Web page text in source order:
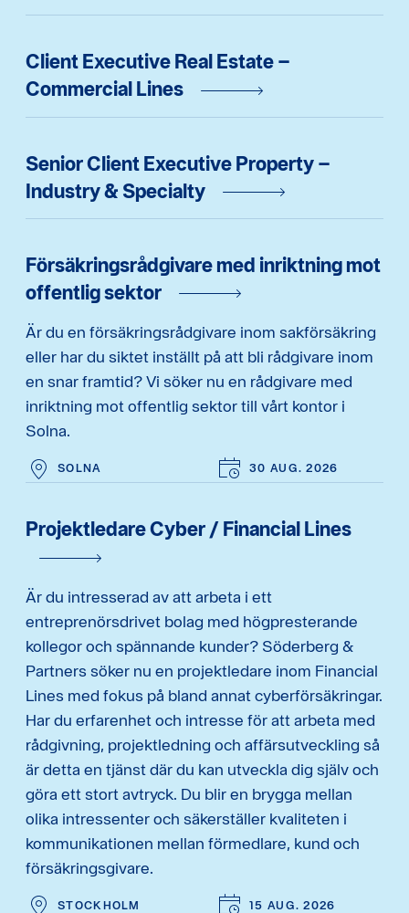
Client Executive Real Estate –
Commercial Lines
Senior Client Executive Property –
Industry & Specialty
Försäkringsrådgivare med inriktning mot
offentlig sektor
Är du en försäkringsrådgivare inom sakförsäkring
eller har du siktet inställt på att bli rådgivare inom
en snar framtid? Vi söker nu en rådgivare med
inriktning mot offentlig sektor till vårt kontor i
Solna.
SOLNA 30 AUG. 2026
Projektledare Cyber / Financial Lines
Är du intresserad av att arbeta i ett
entreprenörsdrivet bolag med högpresterande
kollegor och spännande kunder? Söderberg &
Partners söker nu en projektledare inom Financial
Lines med fokus på bland annat cyberförsäkringar.
Har du erfarenhet och intresse för att arbeta med
rådgivning, projektledning och affärsutveckling så
är detta en tjänst där du kan utveckla dig själv och
göra ett stort avtryck. Du blir en brygga mellan
olika intressenter och säkerställer kvaliteten i
kommunikationen mellan förmedlare, kund och
försäkringsgivare.
STOCKHOLM 15 AUG. 2026